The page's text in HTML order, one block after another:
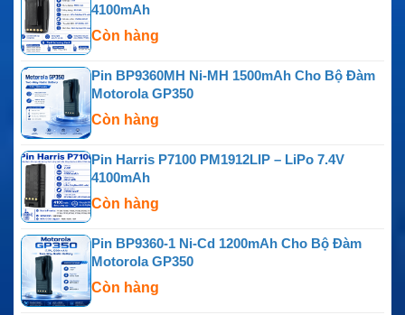
4100mAh
Còn hàng
Pin BP9360MH Ni-MH 1500mAh Cho Bộ Đàm
Motorola GP350
Còn hàng
Pin Harris P7100 PM1912LIP – LiPo 7.4V
4100mAh
Còn hàng
Pin BP9360-1 Ni-Cd 1200mAh Cho Bộ Đàm
Motorola GP350
Còn hàng